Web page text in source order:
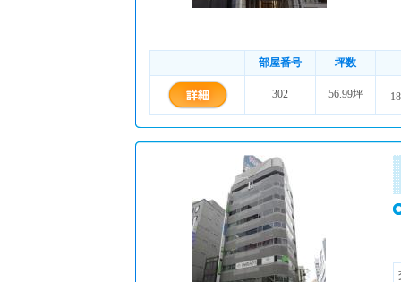
部屋番号 坪数
302 56.99坪